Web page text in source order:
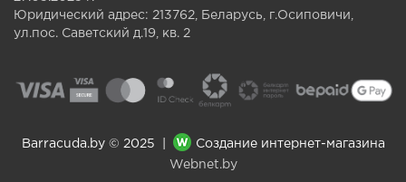
Юридический адрес: 213762, Беларусь, г.Осиповичи,
ул.пос. Саветский д.19, кв. 2
Barracuda.by © 2025 |
Создание интернет-магазина
Webnet.by